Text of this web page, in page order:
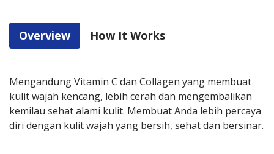
Overview How It Works
Mengandung Vitamin C dan Collagen yang membuat
kulit wajah kencang, lebih cerah dan mengembalikan
kemilau sehat alami kulit. Membuat Anda lebih percaya
diri dengan kulit wajah yang bersih, sehat dan bersinar.